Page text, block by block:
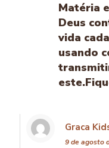
Matéria
Deus
vida
usando
Graca
9 de agosto